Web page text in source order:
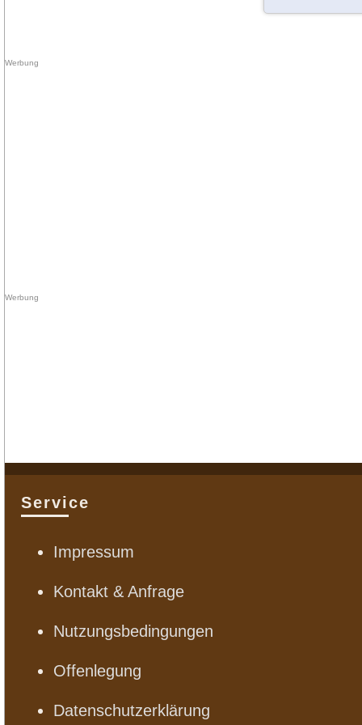
Service
Impressum
Kontakt & Anfrage
Nutzungsbedingungen
Offenlegung
Datenschutzerklärung